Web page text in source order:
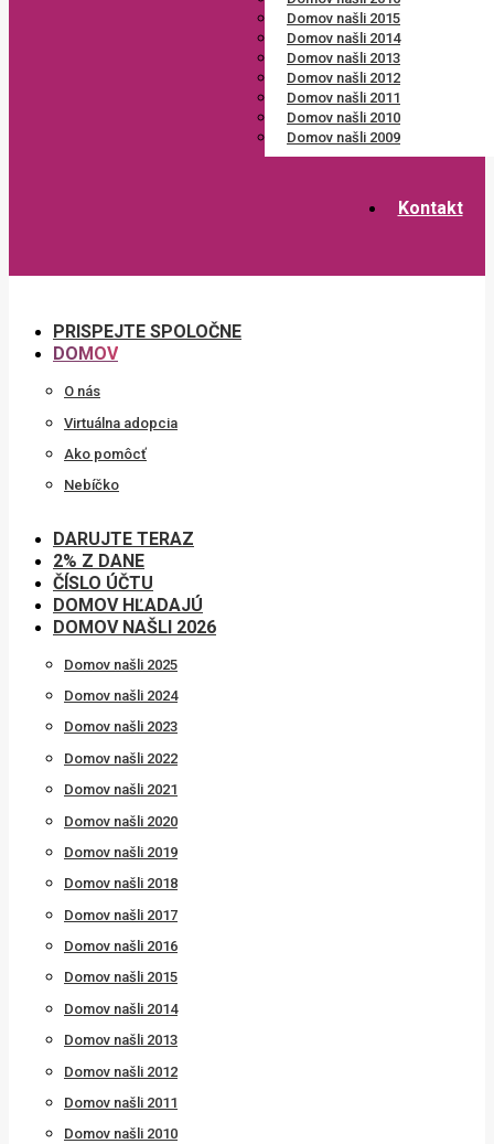
Domov našli 2015
Domov našli 2014
Domov našli 2013
Domov našli 2012
Domov našli 2011
Domov našli 2010
Domov našli 2009
Kontakt
PRISPEJTE SPOLOČNE
DOMOV
O nás
Virtuálna adopcia
Ako pomôcť
Nebíčko
DARUJTE TERAZ
2% Z DANE
ČÍSLO ÚČTU
DOMOV HĽADAJÚ
DOMOV NAŠLI 2026
Domov našli 2025
Domov našli 2024
Domov našli 2023
Domov našli 2022
Domov našli 2021
Domov našli 2020
Domov našli 2019
Domov našli 2018
Domov našli 2017
Domov našli 2016
Domov našli 2015
Domov našli 2014
Domov našli 2013
Domov našli 2012
Domov našli 2011
Domov našli 2010